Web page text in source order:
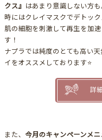
クス』 はあまり意識しない方も
時にはクレイマスクでデトック
肌の細胞を刺激して再生を加
す！
ナプラでは純度のとても高い
イをオススメしております⭐️
詳
また、 今月のキャンペーンメ